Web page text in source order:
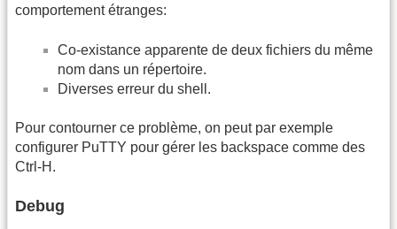
comportement étranges:
Co-existance apparente de deux fichiers du même
nom dans un répertoire.
Diverses erreur du shell.
Pour contourner ce problème, on peut par exemple
configurer PuTTY pour gérer les backspace comme des
Ctrl-H.
Debug